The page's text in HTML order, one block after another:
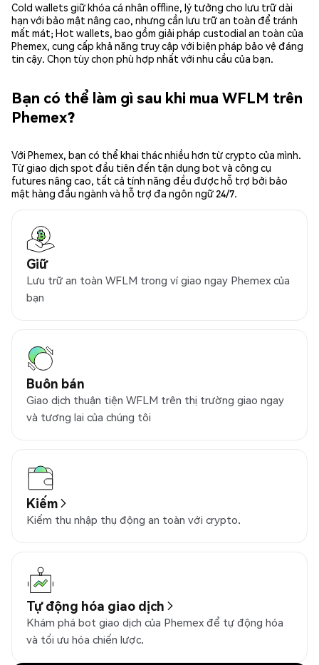
Cold wallets giữ khóa cá nhân offline, lý tưởng cho lưu trữ dài
hạn với bảo mật nâng cao, nhưng cần lưu trữ an toàn để tránh
mất mát; Hot wallets, bao gồm giải pháp custodial an toàn của
Phemex, cung cấp khả năng truy cập với biện pháp bảo vệ đáng
tin cậy. Chọn tùy chọn phù hợp nhất với nhu cầu của bạn.
Bạn có thể làm gì sau khi mua WFLM trên
Phemex?
Với Phemex, bạn có thể khai thác nhiều hơn từ crypto của mình.
Từ giao dịch spot đầu tiên đến tận dụng bot và công cụ
futures nâng cao, tất cả tính năng đều được hỗ trợ bởi bảo
mật hàng đầu ngành và hỗ trợ đa ngôn ngữ 24/7.
Giữ
Lưu trữ an toàn WFLM trong ví giao ngay Phemex của
bạn
Buôn bán
Giao dịch thuận tiện WFLM trên thị trường giao ngay
và tương lai của chúng tôi
Kiếm
Kiếm thu nhập thụ động an toàn với crypto.
Tự động hóa giao dịch
Khám phá bot giao dịch của Phemex để tự động hóa
và tối ưu hóa chiến lược.